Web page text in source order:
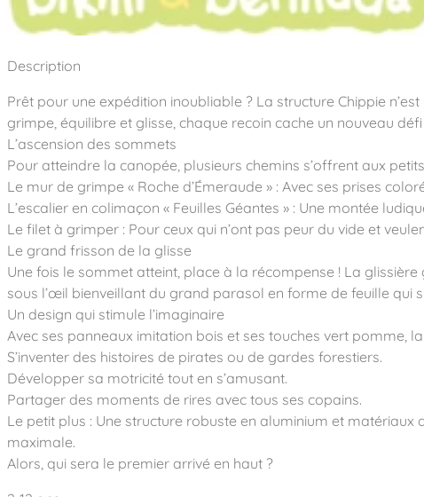
À propos
Nos Garanties
Notre concept
Notre entreprise
Notre équipe
Nous rejoindre
Aires de jeux Bikini & Bermuda®
Tous nos jeux
Jeux inclusifs
Jeux recyclés
Nos univers
Sport & Fitness Sport&Co®
Agrès fitness
Parcours de santé
Stadium Arena
Street workout
Surfpark
Équipements sportifs
Mobilier & accessoires
Mobilier urbain
Accessoires ludiques
Nos clients
Collectivités
Établissements scolaires
Architectes, Paysagistes-concepteurs
Camping et résidences de vacances
Notre expertise
Des aires intergénérationnelles de convivialité
Des aires de jeux pour tous les enfants
L’éco-conception de nos jeux
La végétalisation des cours d’école
Nos matériaux
Nos fonctions ludiques & sportives
Nos sols amortissants
Réalisations
Contact
Les questions fréquentes
Catalogues
Description
Prêt pour une expédition inoubliable ? La structure Chippie
grimpe, équilibre et glisse, chaque recoin cache un nouveau défi
L’ascension des sommets
Pour atteindre la canopée, plusieurs chemins s’offrent aux
Le mur de grimpe « Roche d’Émeraude » : Avec ses prises
L’escalier en colimaçon « Feuilles Géantes » : Une montée
Le filet à grimper : Pour ceux qui n’ont pas peur du vide et
Le grand frisson de la glisse
Une fois le sommet atteint, place à la récompense ! La
sous l’œil bienveillant du grand parasol en forme de feuille qui
Un design qui stimule l’imaginaire
Avec ses panneaux imitation bois et ses touches vert pomme,
S’inventer des histoires de pirates ou de gardes forestiers.
Développer sa motricité tout en s’amusant.
Partager des moments de rires avec tous ses copains.
Le petit plus : Une structure robuste en aluminium et
maximale.
Alors, qui sera le premier arrivé en haut ?